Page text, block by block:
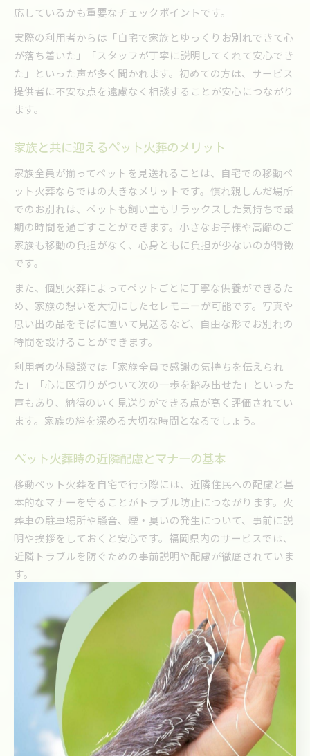
応しているかも重要なチェックポイントです。
実際の利用者からは「自宅で家族とゆっくりお別れできて心
が落ち着いた」「スタッフが丁寧に説明してくれて安心でき
た」といった声が多く聞かれます。初めての方は、サービス
提供者に不安な点を遠慮なく相談することが安心につながり
ます。
家族と共に迎えるペット火葬のメリット
家族全員が揃ってペットを見送れることは、自宅での移動ペ
ット火葬ならではの大きなメリットです。慣れ親しんだ場所
でのお別れは、ペットも飼い主もリラックスした気持ちで最
期の時間を過ごすことができます。小さなお子様や高齢のご
家族も移動の負担がなく、心身ともに負担が少ないのが特徴
です。
また、個別火葬によってペットごとに丁寧な供養ができるた
め、家族の想いを大切にしたセレモニーが可能です。写真や
思い出の品をそばに置いて見送るなど、自由な形でお別れの
時間を設けることができます。
利用者の体験談では「家族全員で感謝の気持ちを伝えられ
た」「心に区切りがついて次の一歩を踏み出せた」といった
声もあり、納得のいく見送りができる点が高く評価されてい
ます。家族の絆を深める大切な時間となるでしょう。
ペット火葬時の近隣配慮とマナーの基本
移動ペット火葬を自宅で行う際には、近隣住民への配慮と基
本的なマナーを守ることがトラブル防止につながります。火
葬車の駐車場所や騒音、煙・臭いの発生について、事前に説
明や挨拶をしておくと安心です。福岡県内のサービスでは、
近隣トラブルを防ぐための事前説明や配慮が徹底されていま
す。
また、セレモニーの際は大声を出さず、静かにお別れするこ
とが望ましいです。火葬中は窓を閉めるなど、臭いや煙の拡
散を抑える工夫も大切です。サービス提供者も周囲への配慮
を重視しており、最新の機材で対応している場合が多く見受
けられます。
ご近所からの口コミや評判も事前に確認し、地域に根ざした
信頼できるサービスを選ぶことで、安心して最後のお別れを
迎えられます。マナーを守り、周囲への感謝を忘れずにペッ
トを見送ることが大切です。